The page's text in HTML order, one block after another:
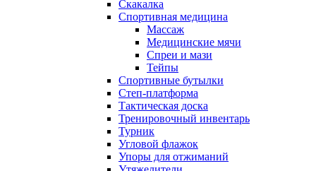
Скакалка
Спортивная медицина
Массаж
Медицинские мячи
Спреи и мази
Тейпы
Спортивные бутылки
Степ-платформа
Тактическая доска
Тренировочный инвентарь
Турник
Угловой флажок
Упоры для отжиманий